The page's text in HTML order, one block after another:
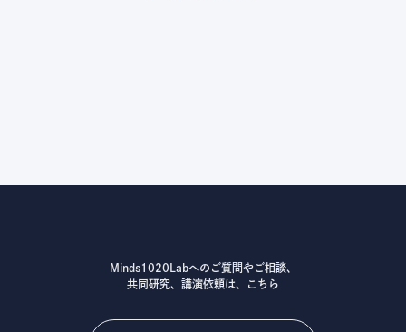
Minds1020Labへのご質問やご相談、
共同研究、講演依頼は、こちら